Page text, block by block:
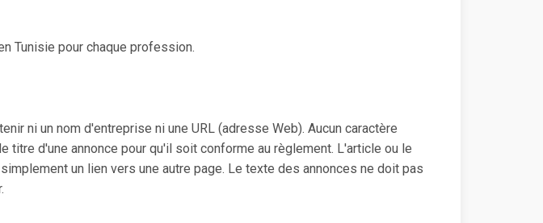
Tunisie pour chaque profession.
ni un nom d'entreprise ni une URL (adresse Web). Aucun caractère
d'une annonce pour qu'il soit conforme au règlement. L'article ou le
un lien vers une autre page. Le texte des annonces ne doit pas